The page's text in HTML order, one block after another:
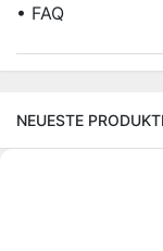
• FAQ
NEUESTE